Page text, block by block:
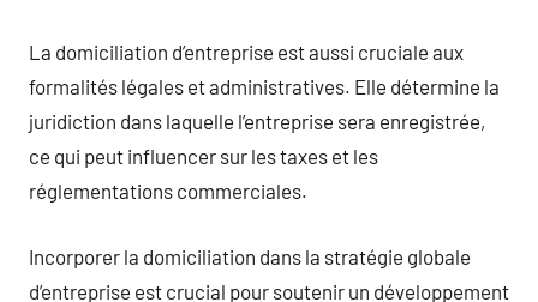
La domiciliation d’entreprise est aussi cruciale aux
formalités légales et administratives. Elle détermine la
juridiction dans laquelle l’entreprise sera enregistrée,
ce qui peut influencer sur les taxes et les
réglementations commerciales.
Incorporer la domiciliation dans la stratégie globale
d’entreprise est crucial pour soutenir un développement